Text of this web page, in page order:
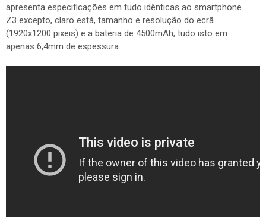
apresenta especificações em tudo idênticas ao smartphone
Z3 excepto, claro está, tamanho e resolução do ecrã
(1920x1200 pixeis) e a bateria de 4500mAh, tudo isto em
apenas 6,4mm de espessura.